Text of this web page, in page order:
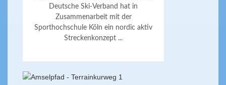
Deutsche Ski-Verband hat in
Zusammenarbeit mit der
Sporthochschule Köln ein nordic aktiv
Streckenkonzept ...